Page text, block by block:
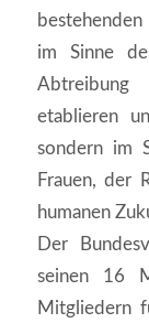
im Sinne
etablieren
sondern im
Frauen, der
humanen
Der
seinen 16
Mitgliedern